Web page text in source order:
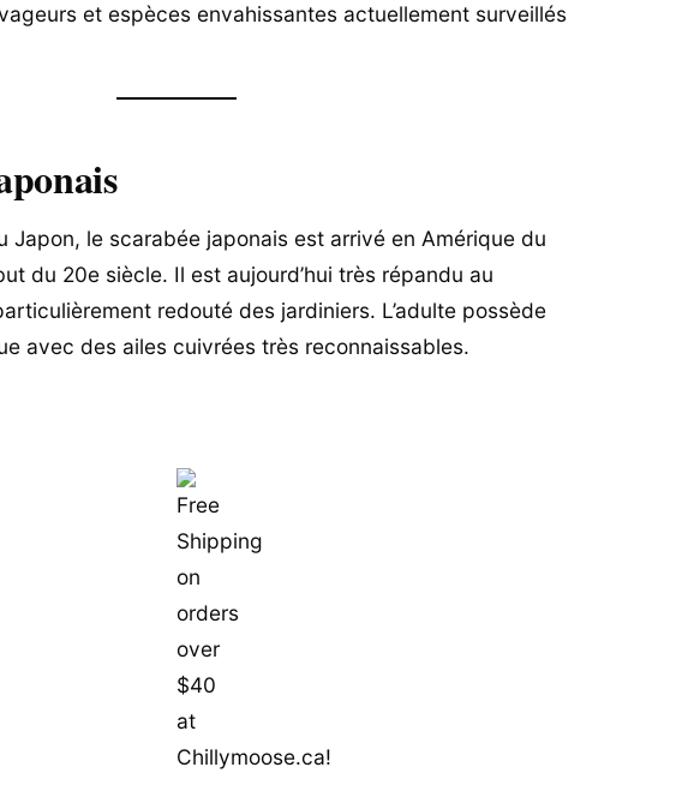
et espèces envahissantes actuellement surveillés
Japon, le scarabée japonais est arrivé en Amérique du
du 20e siècle. Il est aujourd’hui très répandu au
redouté des jardiniers. L’adulte possède
avec des ailes cuivrées très reconnaissables.